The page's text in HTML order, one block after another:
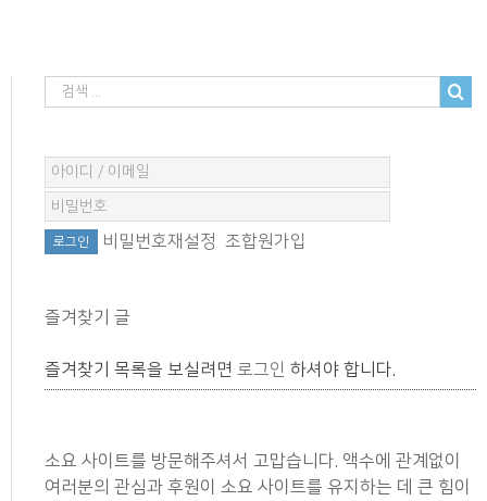
비밀번호재설정 조합원가입
즐겨찾기 글
즐겨찾기 목록을 보실려면 로그인 하셔야 합니다.
소요 사이트를 방문해주셔서 고맙습니다. 액수에 관계없이
여러분의 관심과 후원이 소요 사이트를 유지하는 데 큰 힘이